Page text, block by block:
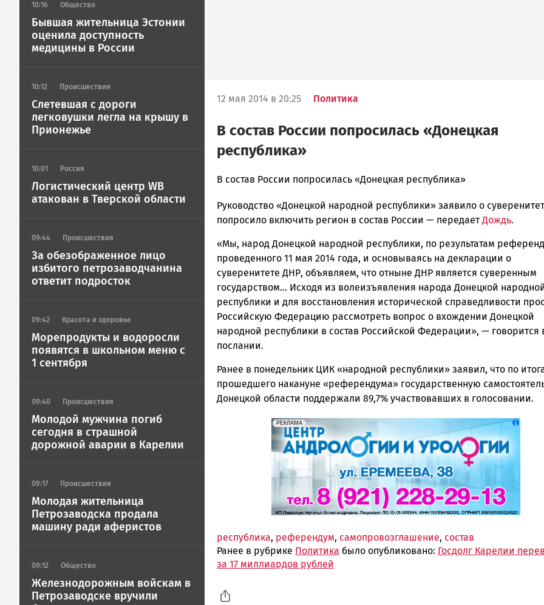
10:16 Общество
Бывшая жительница Эстонии
оценила доступность
медицины в России
10:12 Происшествия
Слетевшая с дороги
легковушки легла на крышу в
Прионежье
10:01 Россия
Логистический центр WB
атакован в Тверской области
09:44 Происшествия
За обезображенное лицо
избитого петрозаводчанина
ответит подросток
09:42 Красота и здоровье
Морепродукты и водоросли
появятся в школьном меню с
1 сентября
09:40 Происшествия
Молодой мужчина погиб
сегодня в страшной
дорожной аварии в Карелии
09:17 Происшествия
Молодая жительница
Петрозаводска продала
машину ради аферистов
09:12 Общество
Железнодорожным войскам в
Петрозаводске вручили
12 мая 2014 в 20:25 Политика
В состав России попросилась «Донецкая
республика»
admintimur
Петрозаводска
и
|
Петрозаводск
ГОВОРИТ
В состав России попросилась «Донецкая республика»
Руководство «Донецкой народной республики» заявило о
попросило включить регион в состав России — передаетДождь.
«Мы, народ Донецкой народной республики, по результатам
проведенного 11 мая 2014 года, и основываясь на декларации о
суверенитете ДНР, объявляем, что отныне ДНР является суверенным
государством… Исходя из волеизъявления народа Донецкой
республики и для восстановления исторической справедливости
Российскую Федерацию рассмотреть вопрос о вхождении Донецкой
народной республики в состав Российской Федерации», — говорится
послании.
Ранее в понедельник ЦИК «народной республики» заявил, что по
прошедшего накануне «референдума» государственную
Донецкой области поддержали 89,7% участвовавших в голосовании.
erid: 2SDnjek5YUa
РЕКЛАМА
Реклама
республика, референдум, самопровозглашение, состав
Ранее в рубрике Политика было опубликовано: Госдолг Карелии
за 17 миллиардов рублей